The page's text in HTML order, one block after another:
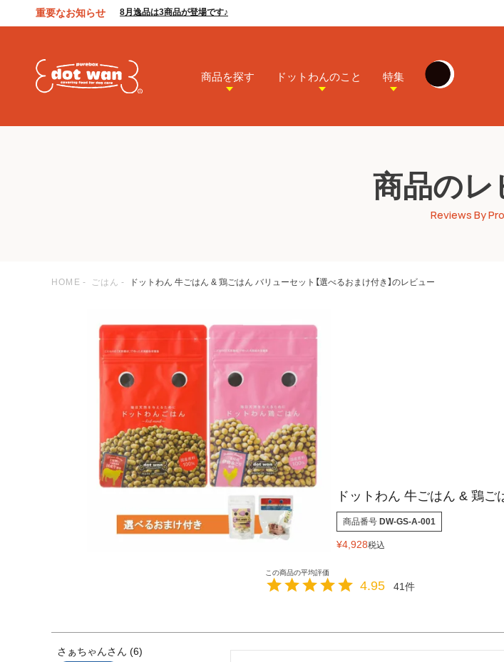
重要なお知らせ 8月逸品は3商品が登場です♪
特集
ドットわんのこと
商品を探す
商品のレ
Reviews By
HOME ごはん ドットわん 牛ごはん & 鶏ごはん バリューセット【選べるおまけ付き】のレビュー
ドットわん 牛ごはん & 鶏ご
商品番号 DW-GS-A-001
¥4,928税込
4.95 41
さぁちゃん 6